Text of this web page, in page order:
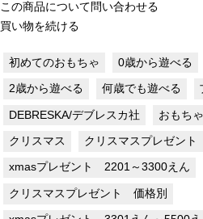
この商品について問い合わせる
買い物を続ける
初めてのおもちゃ 0歳から遊べる
2歳から遊べる 何歳でも遊べる
DEBRESKA/デブレスカ社 おもち
クリスマス クリスマスプレゼン
xmasプレゼント 2201～3300えん
クリスマスプレゼント 価格別